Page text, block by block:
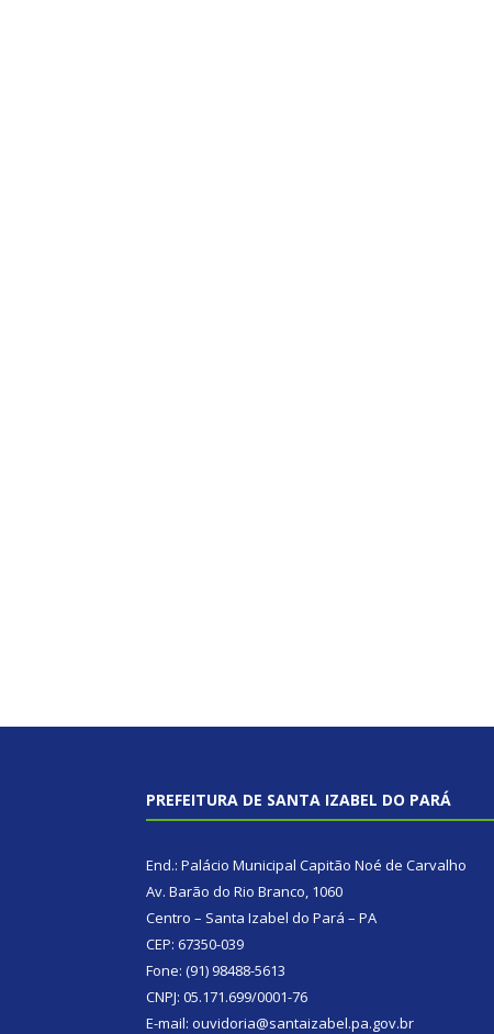
PREFEITURA DE SANTA IZABEL DO PARÁ
End.: Palácio Municipal Capitão Noé de Carvalho
Av. Barão do Rio Branco, 1060
Centro – Santa Izabel do Pará – PA
CEP: 67350-039
Fone: (91) 98488-5613
CNPJ: 05.171.699/0001-76
E-mail: ouvidoria@santaizabel.pa.gov.br